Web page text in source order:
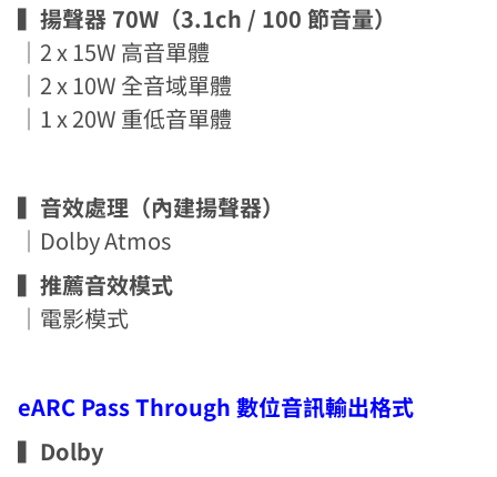
▍揚聲器 70W（3.1ch / 100 節音量）
｜2 x 15W 高音單體
｜2 x 10W 全音域單體
｜1 x 20W 重低音單體
▍音效處理（內建揚聲器）
｜Dolby Atmos
▍推薦音效模式
｜電影模式
eARC Pass Through 數位音訊輸出格式
▍ Dolby